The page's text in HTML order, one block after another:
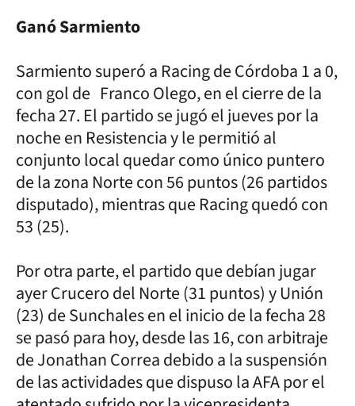
Ganó Sarmiento
Sarmiento superó a Racing de Córdoba 1 a 0,
con gol de Franco Olego, en el cierre de la
fecha 27. El partido se jugó el jueves por la
noche en Resistencia y le permitió al
conjunto local quedar como único puntero
de la zona Norte con 56 puntos (26 partidos
disputado), mientras que Racing quedó con
53 (25).
Por otra parte, el partido que debían jugar
ayer Crucero del Norte (31 puntos) y Unión
(23) de Sunchales en el inicio de la fecha 28
se pasó para hoy, desde las 16, con arbitraje
de Jonathan Correa debido a la suspensión
de las actividades que dispuso la AFA por el